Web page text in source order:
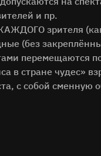
и пр.
зрителя
(без
перемещаются
в стране чудес»
с собой сменную
ОТЗЫВ
согласие на